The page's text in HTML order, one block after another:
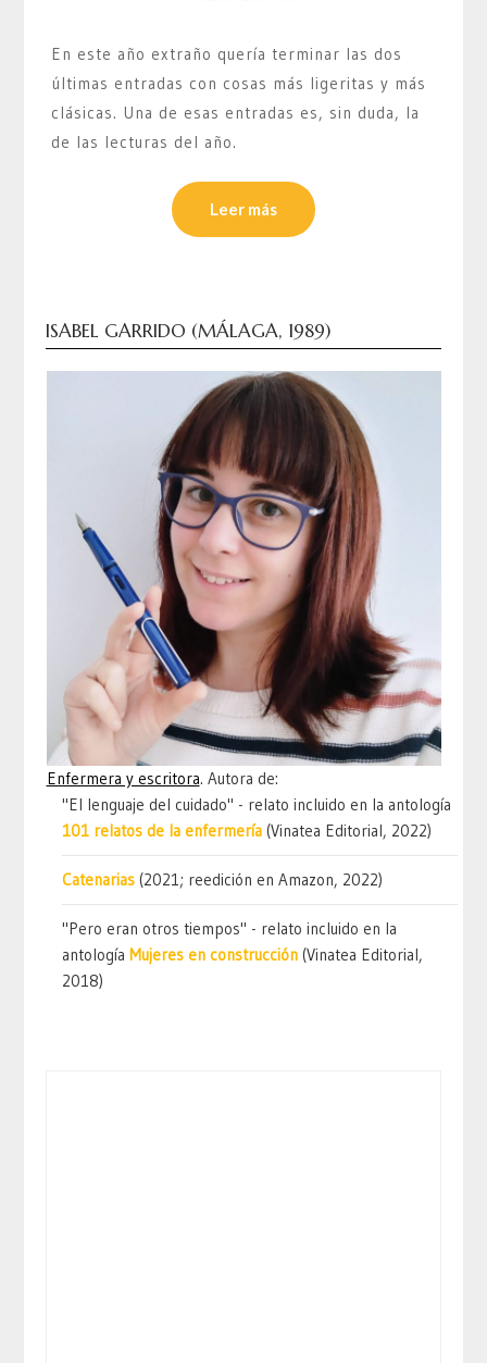
En este año extraño quería terminar las dos
últimas entradas con cosas más ligeritas y más
clásicas. Una de esas entradas es, sin duda, la
de las lecturas del año.
Leer más
ISABEL GARRIDO (MÁLAGA, 1989)
Enfermera y escritora. Autora de:
"El lenguaje del cuidado" - relato incluido en la antología
101 relatos de la enfermería (Vinatea Editorial, 2022)
Catenarias (2021; reedición en Amazon, 2022)
"Pero eran otros tiempos" - relato incluido en la
antologíaMujeres en construcción (Vinatea Editorial,
2018)